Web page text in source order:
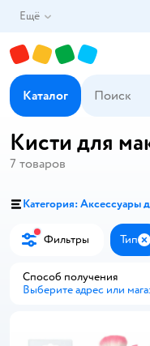
Ещё
Каталог
Кисти для
7 товаров
Категория: Аксессуары
Фильтры Тип
Способ получения
Выберите адрес или